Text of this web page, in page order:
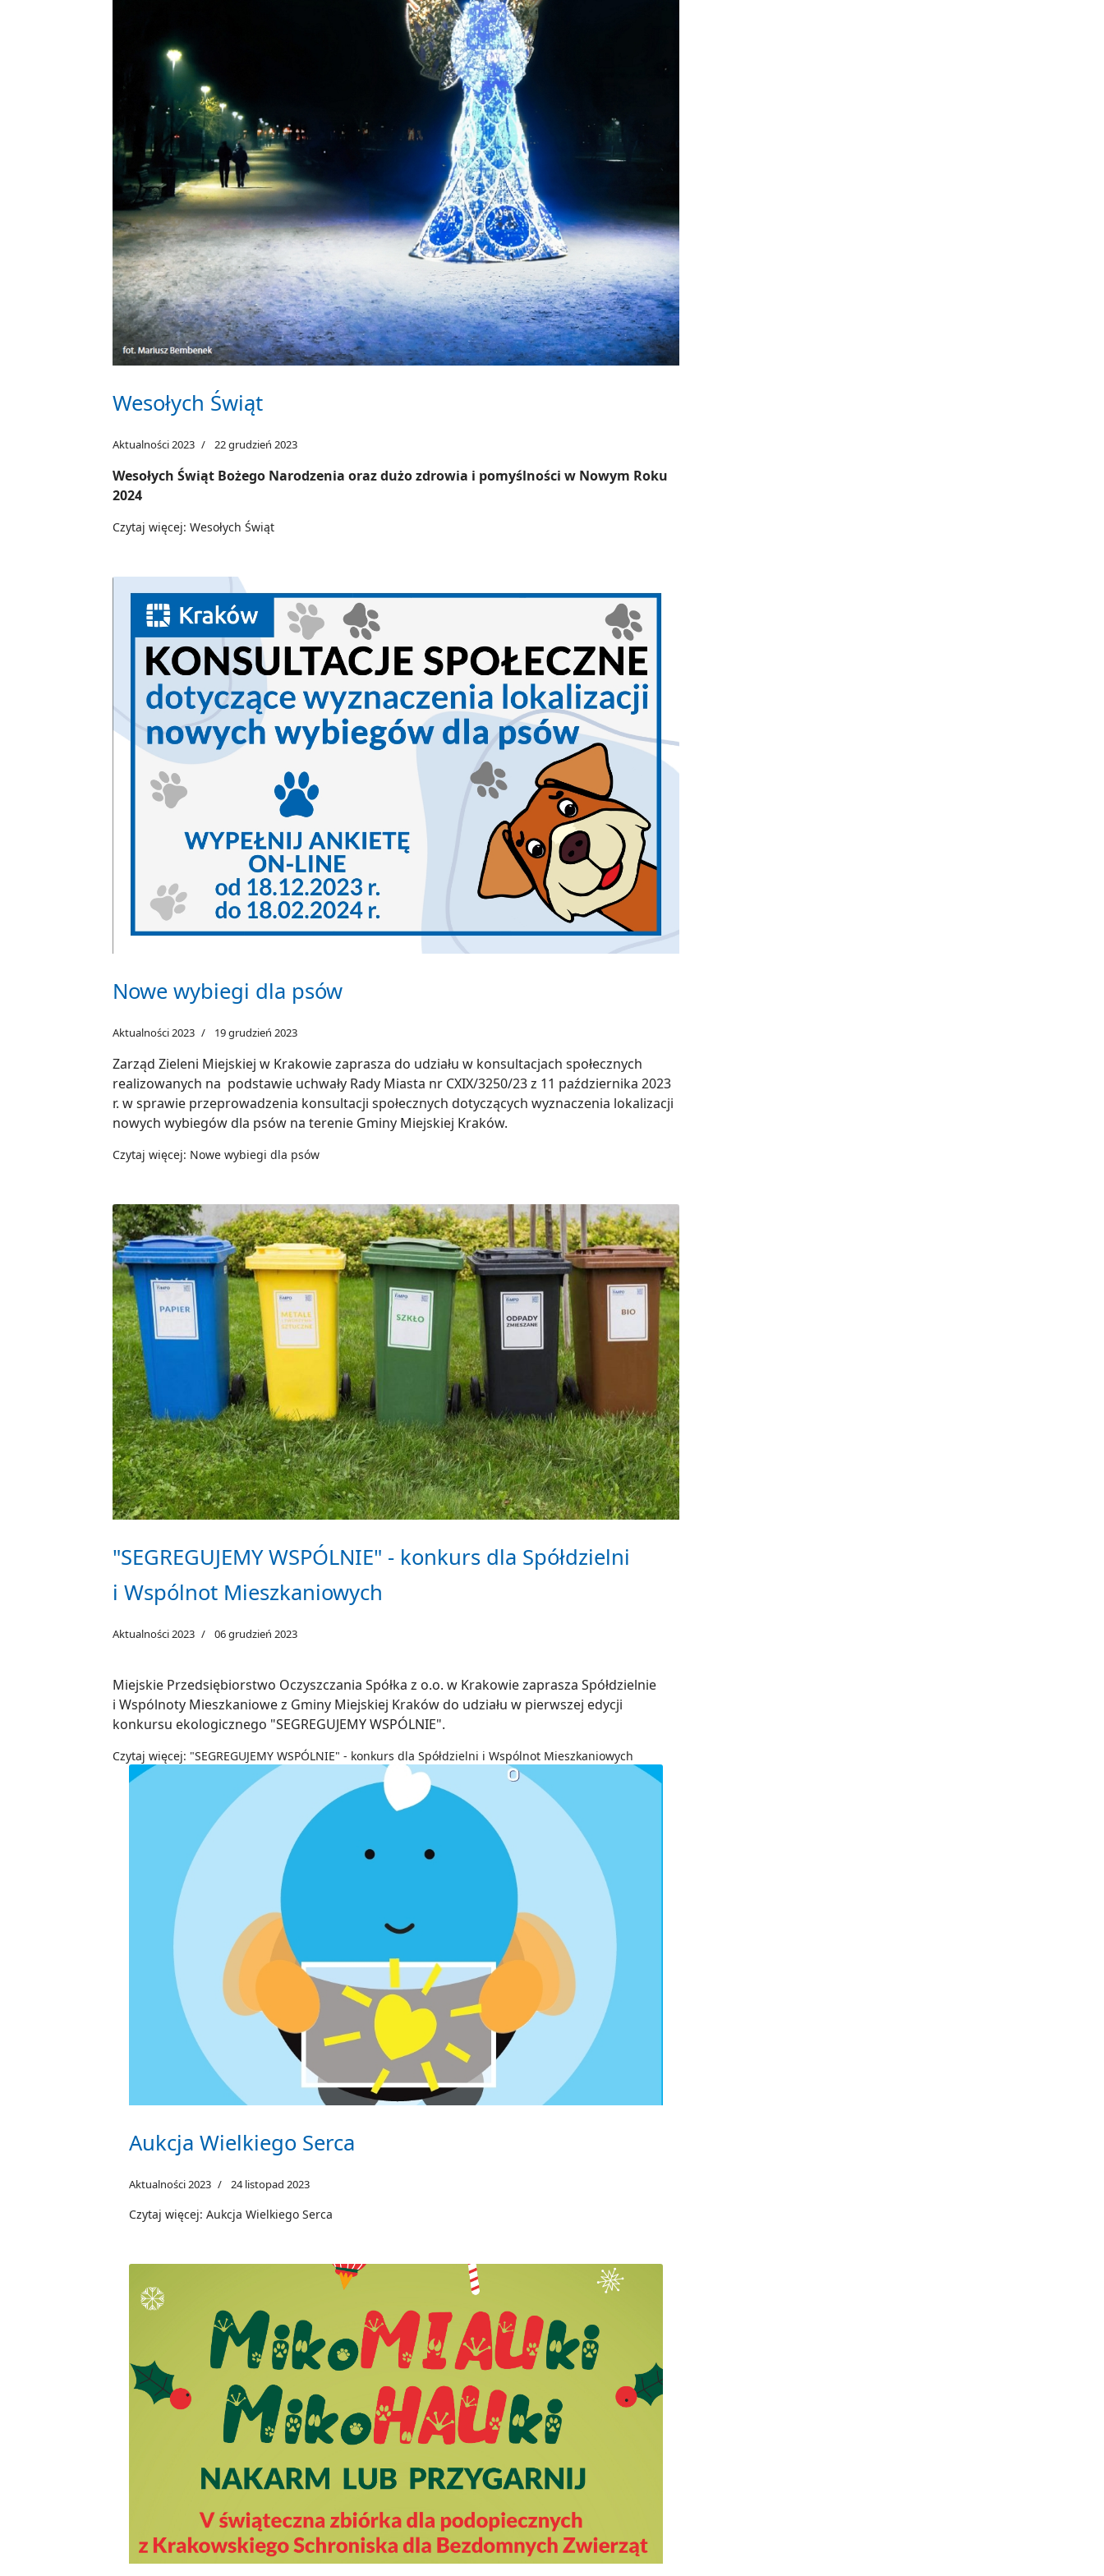
Wesołych Świąt
Aktualności 2023 22 grudzień 2023
Wesołych Świąt Bożego Narodzenia oraz dużo zdrowia i pomyślności w Nowym Roku
2024
Czytaj więcej: Wesołych Świąt
Nowe wybiegi dla psów
Aktualności 2023 19 grudzień 2023
Zarząd Zieleni Miejskiej w Krakowie zaprasza do udziału w konsultacjach społecznych
realizowanych na podstawie uchwały Rady Miasta nr CXIX/3250/23 z 11 października 2023
r. w sprawie przeprowadzenia konsultacji społecznych dotyczących wyznaczenia lokalizacji
nowych wybiegów dla psów na terenie Gminy Miejskiej Kraków.
Czytaj więcej: Nowe wybiegi dla psów
"SEGREGUJEMY WSPÓLNIE" - konkurs dla Spółdzielni
i Wspólnot Mieszkaniowych
Aktualności 2023 06 grudzień 2023
Miejskie Przedsiębiorstwo Oczyszczania Spółka z o.o. w Krakowie zaprasza Spółdzielnie
i Wspólnoty Mieszkaniowe z Gminy Miejskiej Kraków do udziału w pierwszej edycji
konkursu ekologicznego "SEGREGUJEMY WSPÓLNIE".
Czytaj więcej: "SEGREGUJEMY WSPÓLNIE" - konkurs dla Spółdzielni i Wspólnot Mieszkaniowych
Aukcja Wielkiego Serca
Aktualności 2023 24 listopad 2023
Czytaj więcej: Aukcja Wielkiego Serca